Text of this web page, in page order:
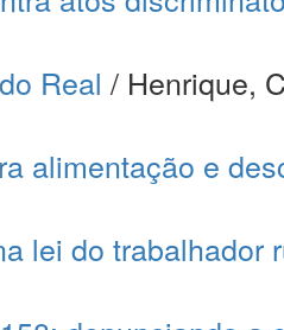
Real / Henrique,
alimentação e
lei do trabalhador